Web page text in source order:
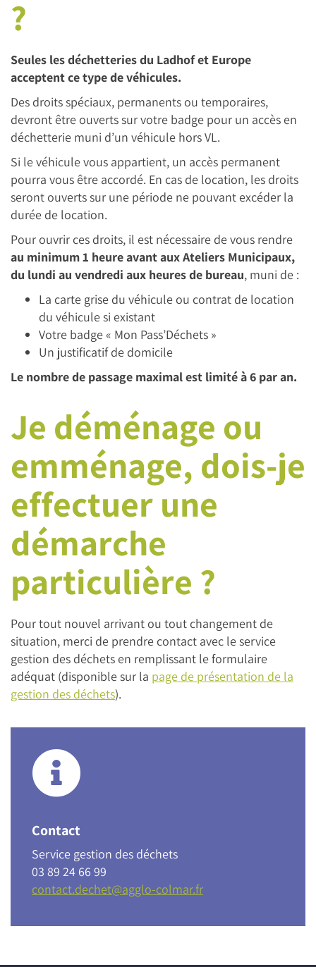
?
Seules les déchetteries du Ladhof et Europe
acceptent ce type de véhicules.
Des droits spéciaux, permanents ou temporaires,
devront être ouverts sur votre badge pour un accès en
déchetterie muni d’un véhicule hors VL.
Si le véhicule vous appartient, un accès permanent
pourra vous être accordé. En cas de location, les droits
seront ouverts sur une période ne pouvant excéder la
durée de location.
Pour ouvrir ces droits, il est nécessaire de vous rendre
au minimum 1 heure avant aux Ateliers Municipaux,
du lundi au vendredi aux heures de bureau, muni de :
La carte grise du véhicule ou contrat de location
du véhicule si existant
Votre badge « Mon Pass’Déchets »
Un justificatif de domicile
Le nombre de passage maximal est limité à 6 par an.
Je déménage ou
emménage, dois-je
effectuer une
démarche
particulière ?
Pour tout nouvel arrivant ou tout changement de
situation, merci de prendre contact avec le service
gestion des déchets en remplissant le formulaire
adéquat (disponible sur la page de présentation de la
gestion des déchets).
Contact
Service gestion des déchets
03 89 24 66 99
contact.dechet@agglo-colmar.fr